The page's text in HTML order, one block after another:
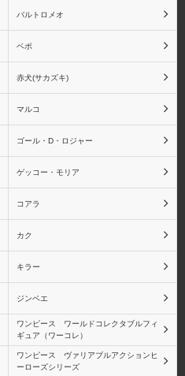
ジュエリー・ボニー
ペローナ
青雉(クザン)
バルトロメオ
ベポ
赤犬(サカズキ)
マルコ
ゴール・D・ロジャー
ゲッコー・モリア
コアラ
カク
キラー
ジンベエ
ワンピース ワールドコレクタブルフィ
ギュア（ワーコレ）
ワンピース ヴァリアブルアクションヒ
ーローズシリーズ